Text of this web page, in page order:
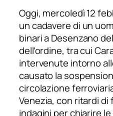
Oggi, mercoledì 12
un cadavere di un
binari a Desenzano
dell’ordine, tra cui
intervenute intorno
causato la
circolazione
Venezia, con ritardi di
indagini per chiarire